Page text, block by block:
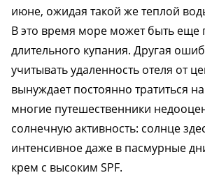
июне, ожидая такой же теплой
В это время море может быть еще
длительного купания. Другая
учитывать удаленность отеля от
вынуждает постоянно тратиться
многие путешественники
солнечную активность: солнце
интенсивное даже в пасмурные
крем с высоким SPF.